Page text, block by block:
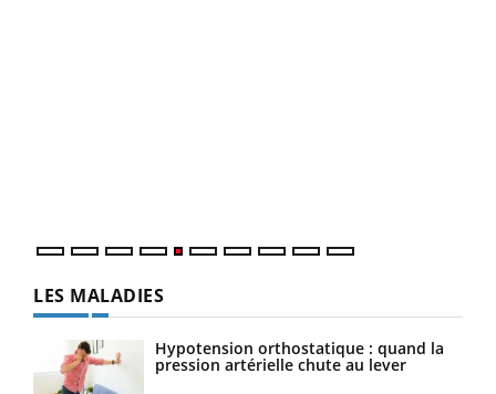
LES MALADIES
Hypotension orthostatique : quand la
pression artérielle chute au lever